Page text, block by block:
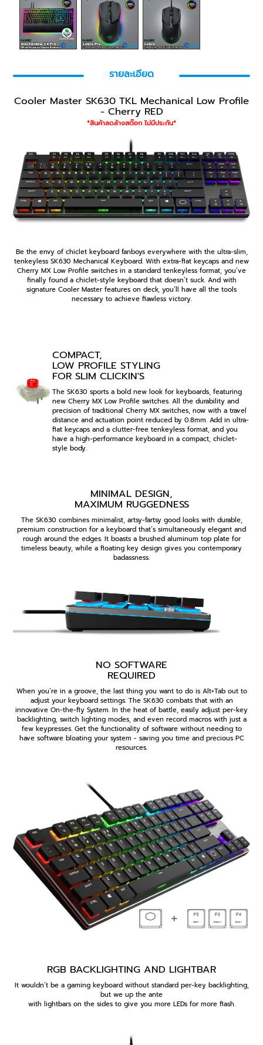
รายละเอียด
Cooler Master SK630 TKL Mechanical Low Profile
- Cherry RED
*สินค้าลดล้างสต๊อก ไม่มีประกัน*
Be the envy of chiclet keyboard fanboys everywhere with the ultra-slim,
tenkeyless SK630 Mechanical Keyboard. With extra-flat keycaps and new
Cherry MX Low Profile switches in a standard tenkeyless format, you’ve
finally found a chiclet-style keyboard that doesn’t suck. And with
signature Cooler Master features on deck, you’ll have all the tools
necessary to achieve flawless victory.
COMPACT,
LOW PROFILE STYLING
FOR SLIM CLICKIN'S
The SK630 sports a bold new look for keyboards, featuring
new Cherry MX Low Profile switches. All the durability and
precision of traditional Cherry MX switches, now with a travel
distance and actuation point reduced by 0.8mm. Add in ultra-
flat keycaps and a clutter-free tenkeyless format, and you
have a high-performance keyboard in a compact, chiclet-
style body.
MINIMAL DESIGN,
MAXIMUM RUGGEDNESS
The SK630 combines minimalist, artsy-fartsy good looks with durable,
premium construction for a keyboard that’s simultaneously elegant and
rough around the edges. It boasts a brushed aluminum top plate for
timeless beauty, while a floating key design gives you contemporary
badassness.
NO SOFTWARE
REQUIRED
When you’re in a groove, the last thing you want to do is Alt+Tab out to
adjust your keyboard settings. The SK630 combats that with an
innovative On-the-fly System. In the heat of battle, easily adjust per-key
backlighting, switch lighting modes, and even record macros with just a
few keypresses. Get the functionality of software without needing to
have software bloating your system - saving you time and precious PC
resources.
RGB BACKLIGHTING AND LIGHTBAR
It wouldn’t be a gaming keyboard without standard per-key backlighting,
but we up the ante
with lightbars on the sides to give you more LEDs for more flash.